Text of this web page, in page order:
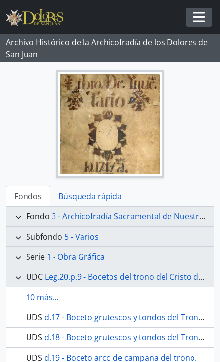
Skip to main content
Archivo Histórico de la Archicofradía de los Dolores de
San Juan
Fondos
Búsqueda rápida
Fondo 3 - Archicofradía Sacramental de Nuestra Señora de los Dolores
Subfondo 5 - Varios
Serie 1 - Obra Gráfica
UDC Leg.20.p.9 - Bocetos del trono del Cristo de la Redención
10 más...
UDS d.17 - Boceto grutescos y tondos del Trono del Santísimo Cristo de la Redención.
UDS d.18 - Boceto grutescos y tondos del Trono del Santísimo Cristo de la Redención.
UDS d.19 - Boceto arco de campana del trono.